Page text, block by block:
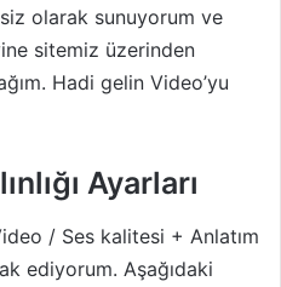
olarak sunuyorum ve
sitemiz üzerinden
Hadi gelin Video’yu
Ayarları
/ Ses kalitesi + Anlatım
ediyorum. Aşağıdaki